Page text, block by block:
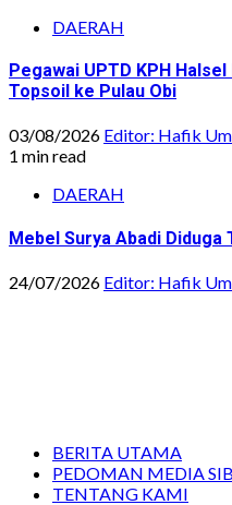
DAERAH
Pegawai UPTD KPH
Topsoil ke Pulau Obi
03/08/2026 Editor: Hafik
1 min read
DAERAH
Mebel Surya Abadi Diduga
24/07/2026 Editor: Hafik
BERITA UTAMA
PEDOMAN MEDIA
TENTANG KAMI